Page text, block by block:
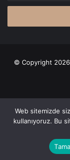
adresinizi
© Copyright 2026
Web sitemizde
kullanıyoruz. Bu